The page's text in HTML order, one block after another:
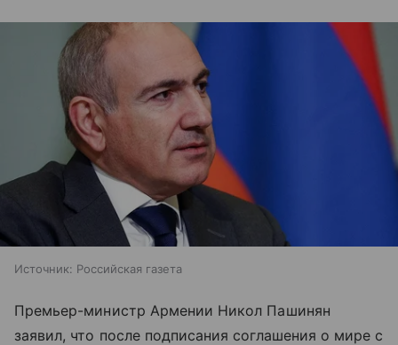
Источник: Российская газета
Премьер-министр Армении Никол Пашинян
заявил, что после подписания соглашения о мире с